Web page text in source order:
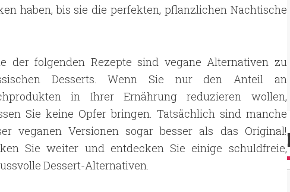
haben, bis sie die perfekten, pflanzlichen Nachtische
der folgenden Rezepte sind vegane Alternativen zu
Desserts. Wenn Sie nur den Anteil an
in Ihrer Ernährung reduzieren wollen,
Sie keine Opfer bringen. Tatsächlich sind manche
veganen Versionen sogar besser als das Original!
Sie weiter und entdecken Sie einige schuldfreie,
Dessert-Alternativen.